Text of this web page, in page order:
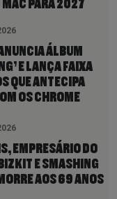
MAC PARA 2027
ÁLBUM
E LANÇA FAIXA
QUE ANTECIPA
OS CHROME
EMPRESÁRIO DO
E SMASHING
AOS 69 ANOS